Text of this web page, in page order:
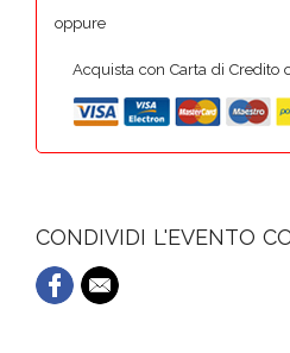
oppure
Acquista con Carta di Credito
CONDIVIDI L'EVENTO